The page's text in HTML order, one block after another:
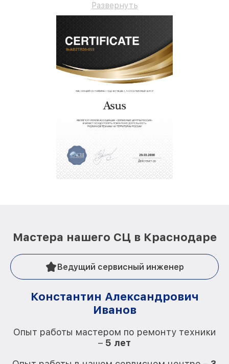
Развернуть
Мастера нашего СЦ в Краснодаре
Ведущий сервисный инженер
Константин Александрович
Иванов
Опыт работы мастером по ремонту техники
– 5 лет